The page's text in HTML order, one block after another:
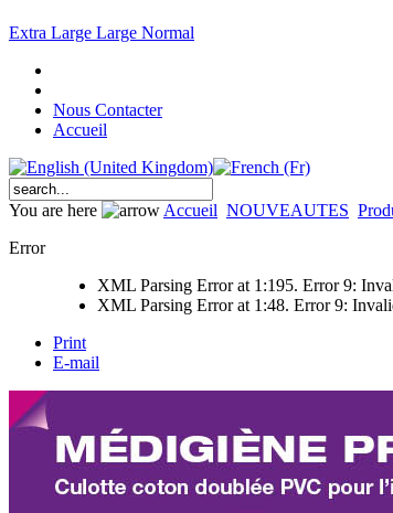
Extra Large Large Normal
Nous Contacter
Accueil
You are here Accueil NOUVEAUTES
Error
XML Parsing Error at 1:195. Error 9:
XML Parsing Error at 1:48. Error 9:
Print
E-mail